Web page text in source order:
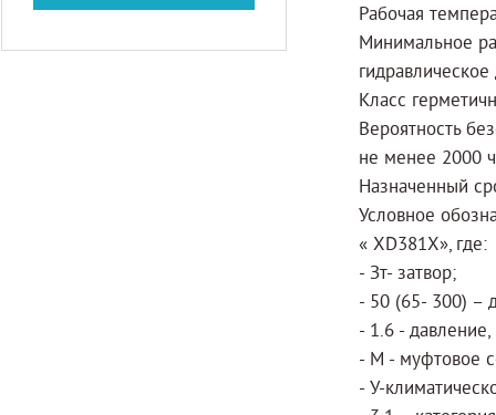
Рабочая
Минимальное
Класс
Вероятность
не менее 2000
Назначенный
Условное
« XD381X», где:
- Зт- затвор;
- 50 (65- 300) –
- 1.6 -
- М - муфтовое
- У-